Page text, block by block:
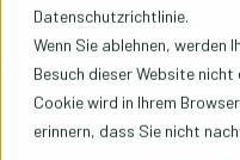
Datenschutzrichtlinie.
Wenn Sie ablehnen, werden
Besuch dieser Website nicht
Cookie wird in Ihrem
erinnern, dass Sie nicht